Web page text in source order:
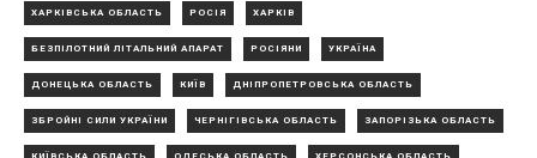
ХАРКІВСЬКА ОБЛАСТЬ РОСІЯ ХАРКІВ
БЕЗПІЛОТНИЙ ЛІТАЛЬНИЙ АПАРАТ РОСІЯНИ УКРАЇНА
ДОНЕЦЬКА ОБЛАСТЬ КИЇВ ДНІПРОПЕТРОВСЬКА ОБЛАСТЬ
ЗБРОЙНІ СИЛИ УКРАЇНИ ЧЕРНІГІВСЬКА ОБЛАСТЬ ЗАПОРІЗЬКА ОБЛАСТЬ
КИЇВСЬКА ОБЛАСТЬ ОДЕСЬКА ОБЛАСТЬ ХЕРСОНСЬКА ОБЛАСТЬ